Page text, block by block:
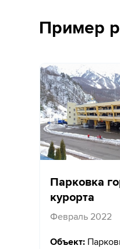
Пример
Парковка
курорта
Февраль 2022
Объект: